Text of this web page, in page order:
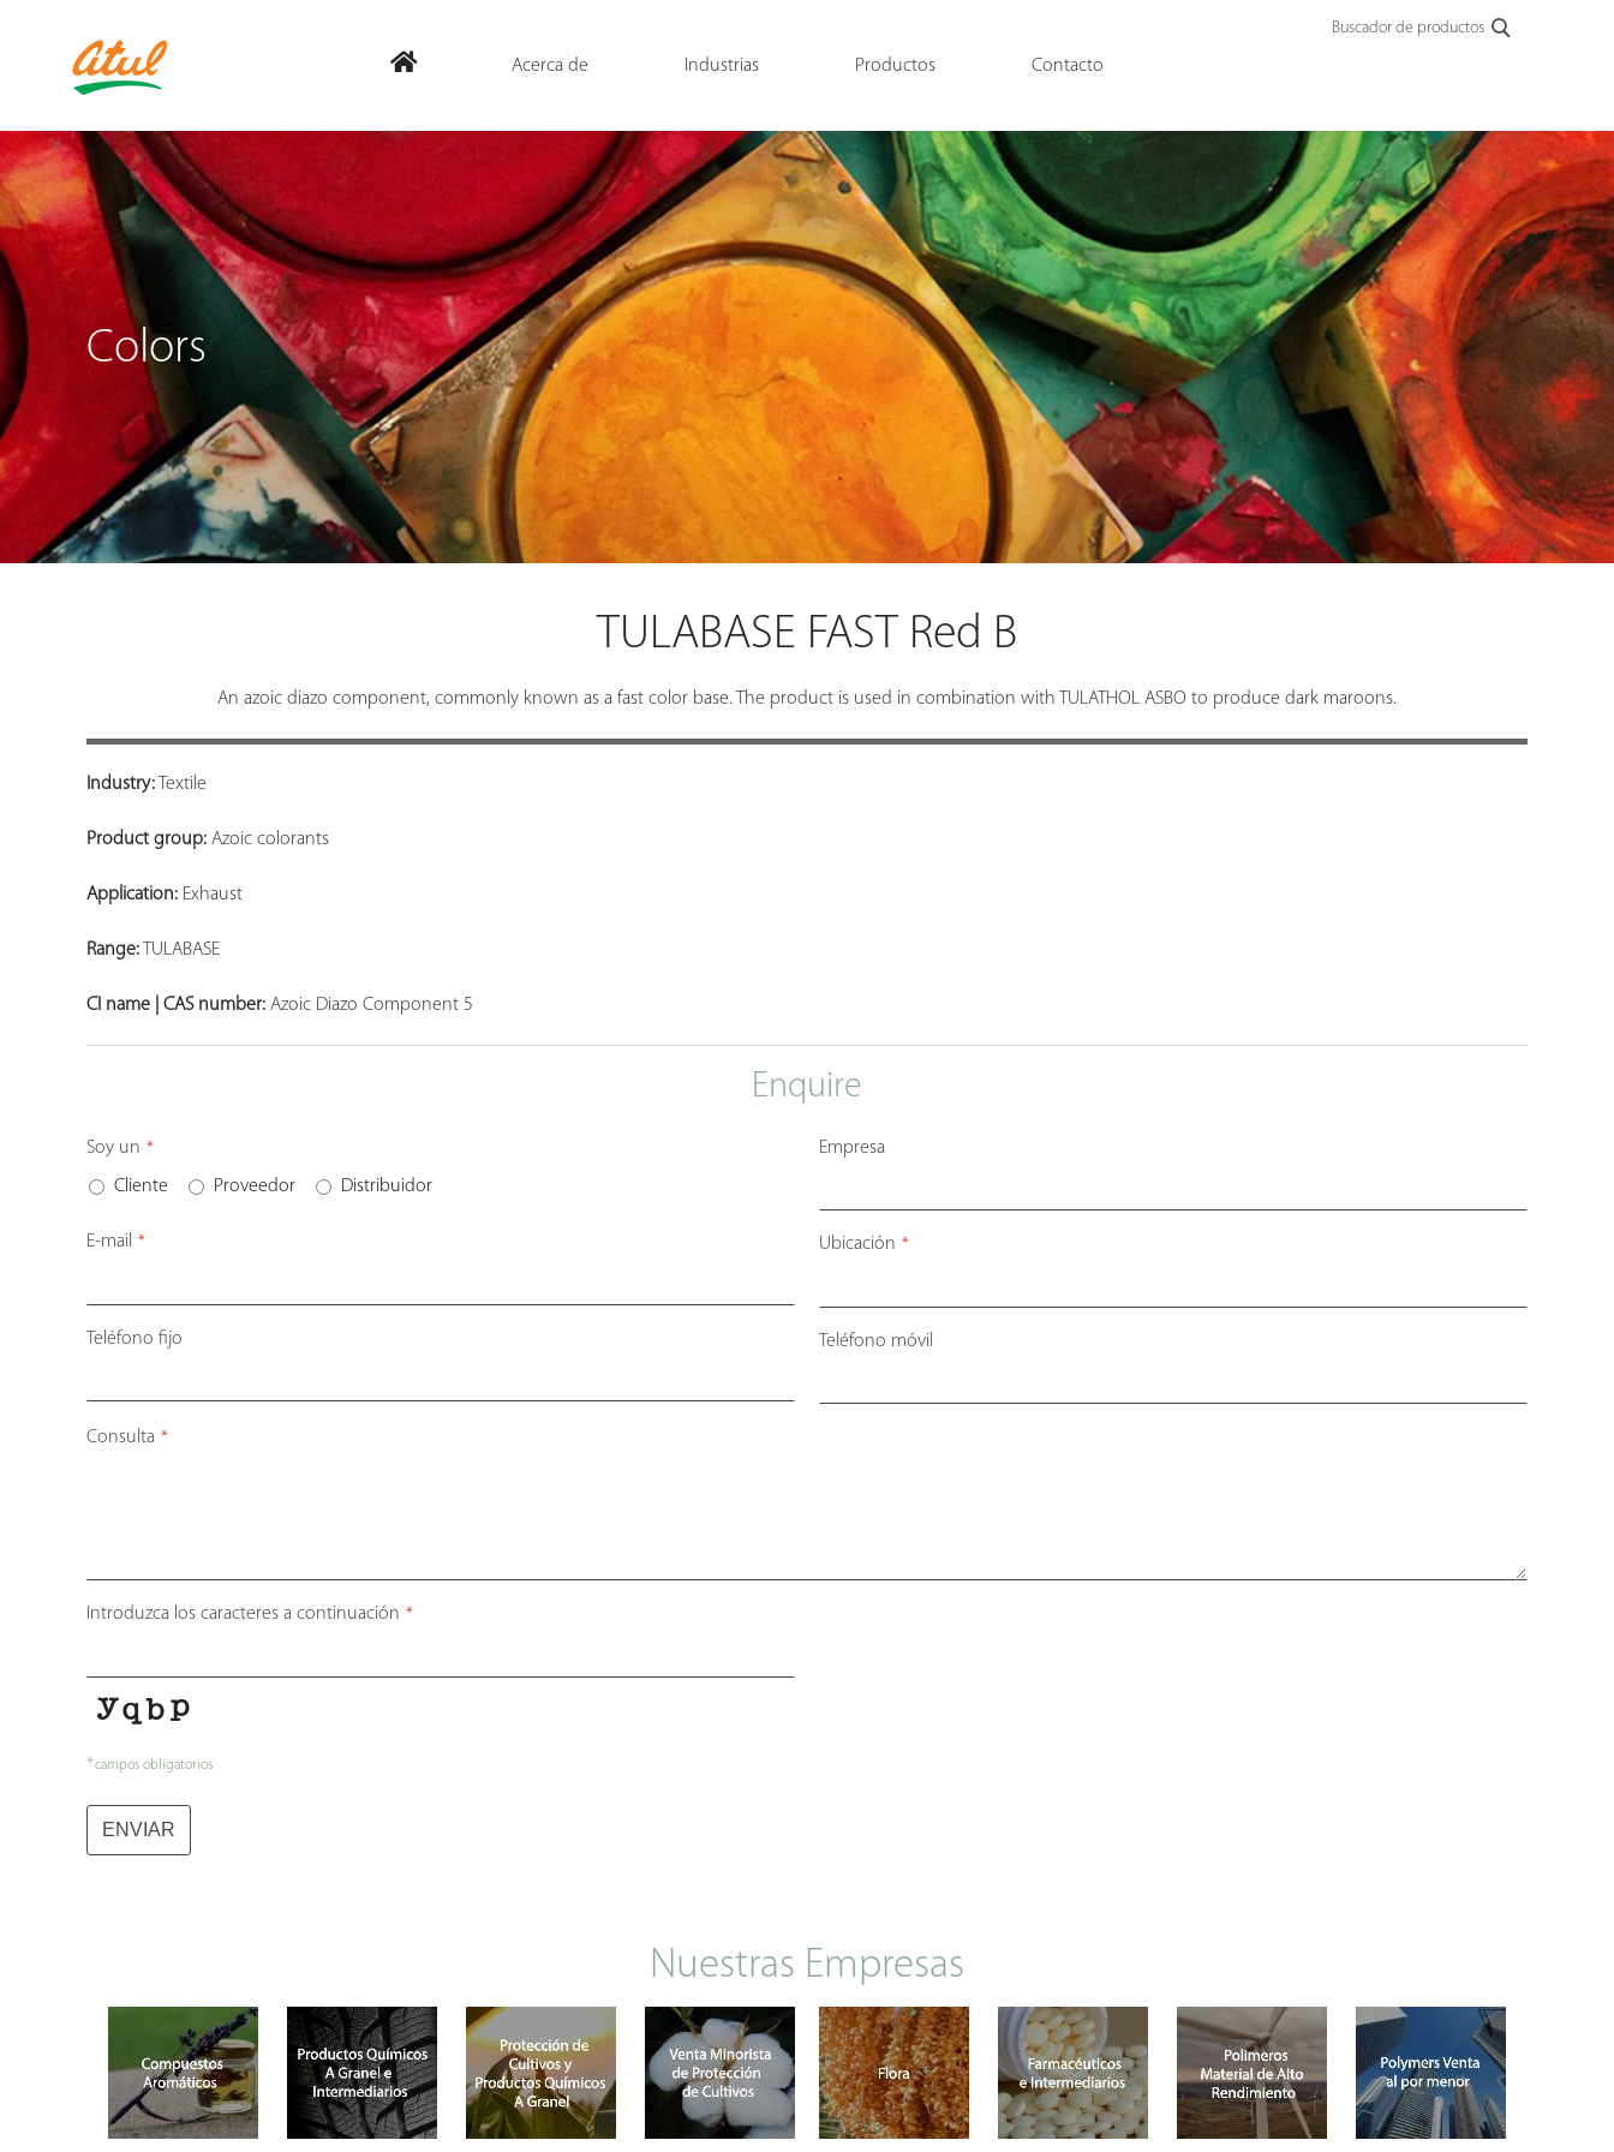
Acerca de Industrias Productos Contacto
Buscador de productos
Colors
TULABASE FAST Red B
An azoic diazo component, commonly known as a fast color base. The product is used in combination with TULATHOL ASBO to produce dark maroons.
Industry: Textile
Product group: Azoic colorants
Application: Exhaust
Range: TULABASE
CI name | CAS number: Azoic Diazo Component 5
Enquire
Soy un *
Cliente Proveedor Distribuidor
E-mail *
Teléfono fijo
Empresa
Ubicación *
Teléfono móvil
Consulta *
Introduzca los caracteres a continuación *
*campos obligatorios
Company
Name *
ENVIAR
Nuestras Empresas